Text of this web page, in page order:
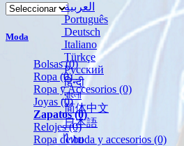
العربية
Português
Deutsch
Italiano
Türkçe
Русский
हिन्दी
বাংলা
简体中文
日本語
ไทย
Moda
Bolsas(0)
Ropa (0)
Ropa y Accesorios (0)
Joyas (0)
Zapatos(0)
Relojes(0)
Ropa de boda y accesorios (0)